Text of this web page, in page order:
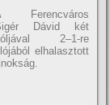
Ferencváros
Dávid két
2–1-re
elhalasztott